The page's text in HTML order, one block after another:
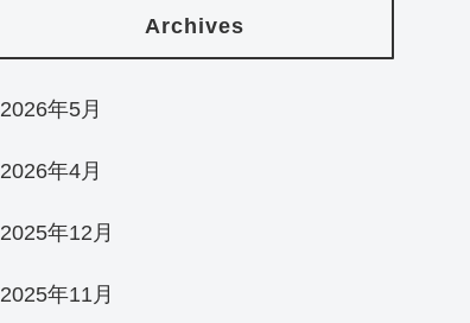
Archives
2026年5月
2026年4月
2025年12月
2025年11月